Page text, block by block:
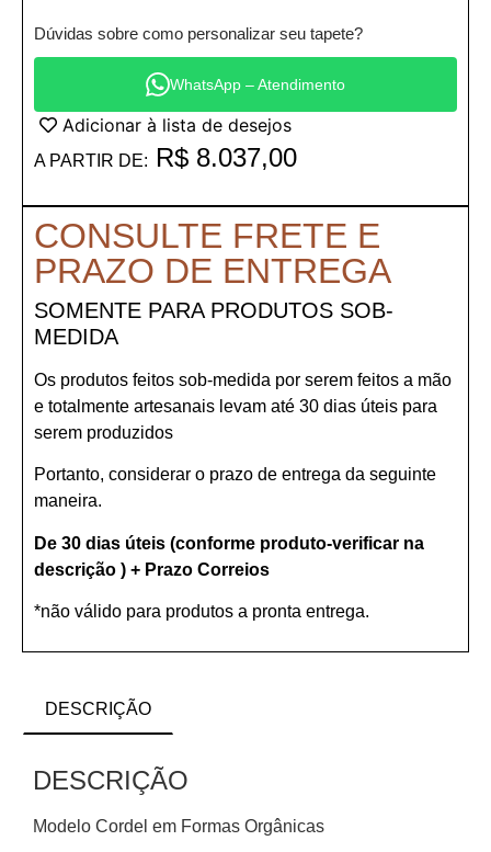
Dúvidas sobre como personalizar seu tapete?
WhatsApp – Atendimento
Adicionar à lista de desejos
A PARTIR DE: R$ 8.037,00
CONSULTE FRETE E
PRAZO DE ENTREGA
SOMENTE PARA PRODUTOS SOB-
MEDIDA
Os produtos feitos sob-medida por serem feitos a mão
e totalmente artesanais levam até 30 dias úteis para
serem produzidos
Portanto, considerar o prazo de entrega da seguinte
maneira.
De 30 dias úteis (conforme produto-verificar na
descrição ) + Prazo Correios
*não válido para produtos a pronta entrega.
DESCRIÇÃO
DESCRIÇÃO
Modelo Cordel em Formas Orgânicas